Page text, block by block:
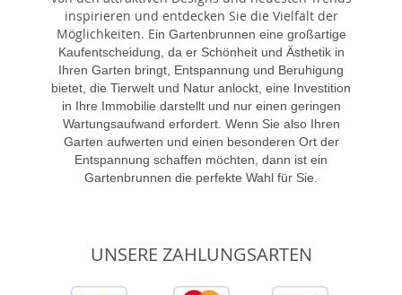
inspirieren und entdecken Sie die Vielfalt der
Möglichkeiten. Ein Gartenbrunnen eine großartige
Kaufentscheidung, da er Schönheit und Ästhetik in
Ihren Garten bringt, Entspannung und Beruhigung
bietet, die Tierwelt und Natur anlockt, eine Investition
in Ihre Immobilie darstellt und nur einen geringen
Wartungsaufwand erfordert. Wenn Sie also Ihren
Garten aufwerten und einen besonderen Ort der
Entspannung schaffen möchten, dann ist ein
Gartenbrunnen die perfekte Wahl für Sie.
UNSERE ZAHLUNGSARTEN